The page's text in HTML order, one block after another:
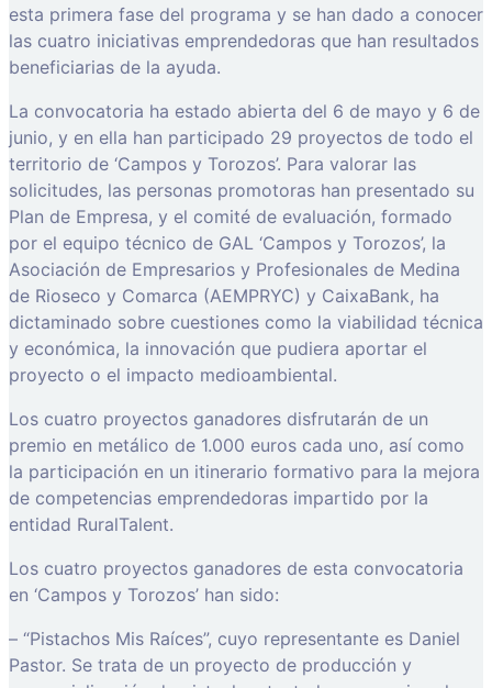
esta primera fase del programa y se han dado a conocer
las cuatro iniciativas emprendedoras que han resultados
beneficiarias de la ayuda.
La convocatoria ha estado abierta del 6 de mayo y 6 de
junio, y en ella han participado 29 proyectos de todo el
territorio de ‘Campos y Torozos’. Para valorar las
solicitudes, las personas promotoras han presentado su
Plan de Empresa, y el comité de evaluación, formado
por el equipo técnico de GAL ‘Campos y Torozos’, la
Asociación de Empresarios y Profesionales de Medina
de Rioseco y Comarca (AEMPRYC) y CaixaBank, ha
dictaminado sobre cuestiones como la viabilidad técnica
y económica, la innovación que pudiera aportar el
proyecto o el impacto medioambiental.
Los cuatro proyectos ganadores disfrutarán de un
premio en metálico de 1.000 euros cada uno, así como
la participación en un itinerario formativo para la mejora
de competencias emprendedoras impartido por la
entidad RuralTalent.
Los cuatro proyectos ganadores de esta convocatoria
en ‘Campos y Torozos’ han sido:
– “Pistachos Mis Raíces”, cuyo representante es Daniel
Pastor. Se trata de un proyecto de producción y